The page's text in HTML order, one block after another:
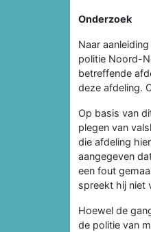
Onderzoek
Naar
politie Noord-
betreffende
deze afdeling.
Op basis van
plegen van
die afdeling
aangegeven
een fout
spreekt hij niet
Hoewel de
de politie van